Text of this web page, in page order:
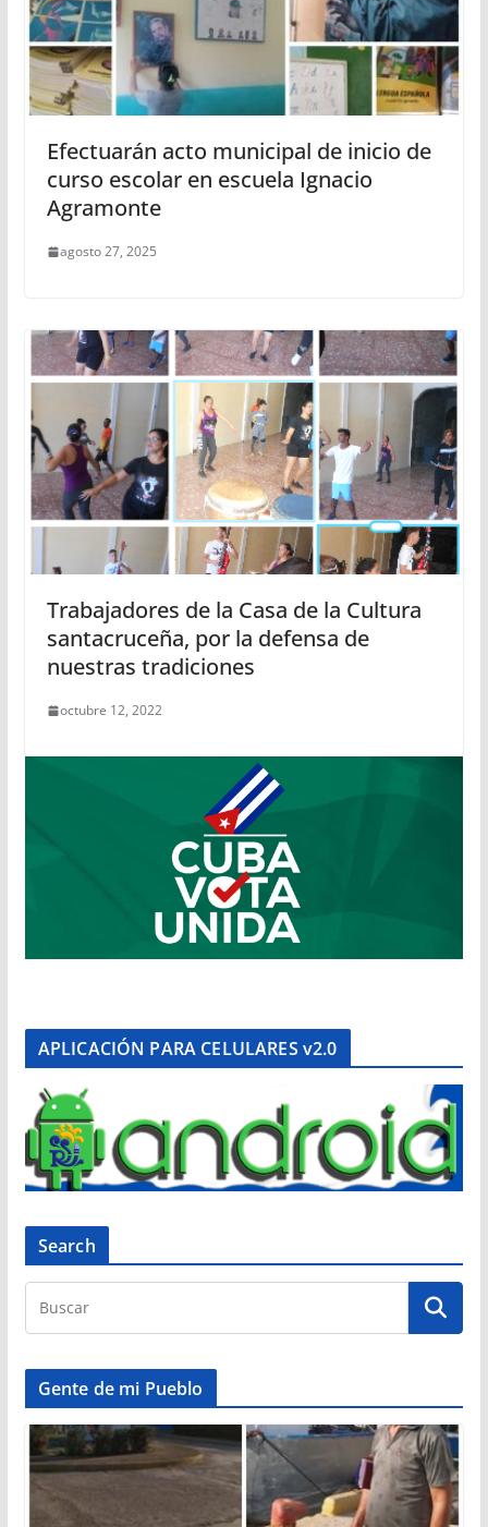
Efectuarán acto municipal de inicio de
curso escolar en escuela Ignacio
Agramonte
agosto 27, 2025
Trabajadores de la Casa de la Cultura
santacruceña, por la defensa de
nuestras tradiciones
octubre 12, 2022
APLICACIÓN PARA CELULARES v2.0
Search
Gente de mi Pueblo